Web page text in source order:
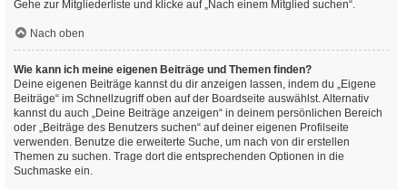
Gehe zur Mitgliederliste und klicke auf „Nach einem Mitglied suchen“.
Nach oben
Wie kann ich meine eigenen Beiträge und Themen finden?
Deine eigenen Beiträge kannst du dir anzeigen lassen, indem du „Eigene
Beiträge“ im Schnellzugriff oben auf der Boardseite auswählst. Alternativ
kannst du auch „Deine Beiträge anzeigen“ in deinem persönlichen Bereich
oder „Beiträge des Benutzers suchen“ auf deiner eigenen Profilseite
verwenden. Benutze die erweiterte Suche, um nach von dir erstellen
Themen zu suchen. Trage dort die entsprechenden Optionen in die
Suchmaske ein.